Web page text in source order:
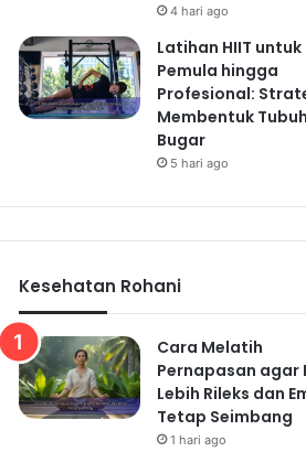
4 hari ago
Latihan HIIT untuk
Pemula hingga
Profesional:
Membentuk
Bugar
5 hari ago
Kesehatan Rohani
Cara Melatih
Pernapasan agar
Lebih Rileks dan
Tetap Seimbang
1 hari ago